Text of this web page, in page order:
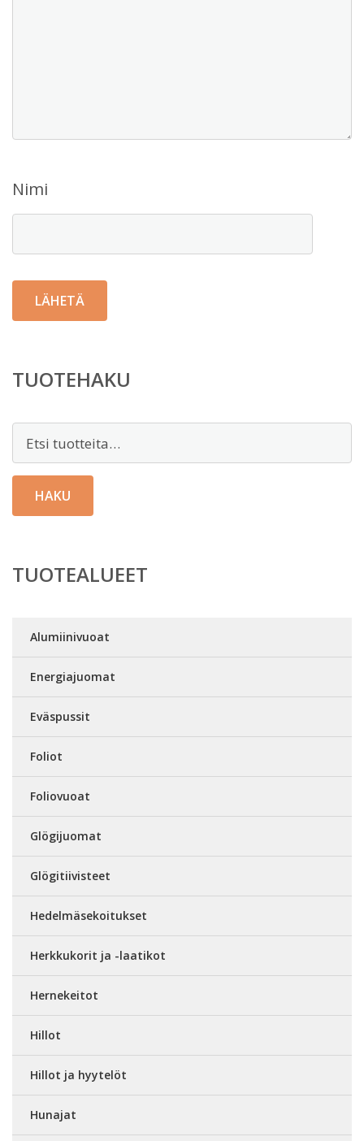
Nimi
TUOTEHAKU
HAKU
TUOTEALUEET
Alumiinivuoat
Energiajuomat
Eväspussit
Foliot
Foliovuoat
Glögijuomat
Glögitiivisteet
Hedelmäsekoitukset
Herkkukorit ja -laatikot
Hernekeitot
Hillot
Hillot ja hyytelöt
Hunajat